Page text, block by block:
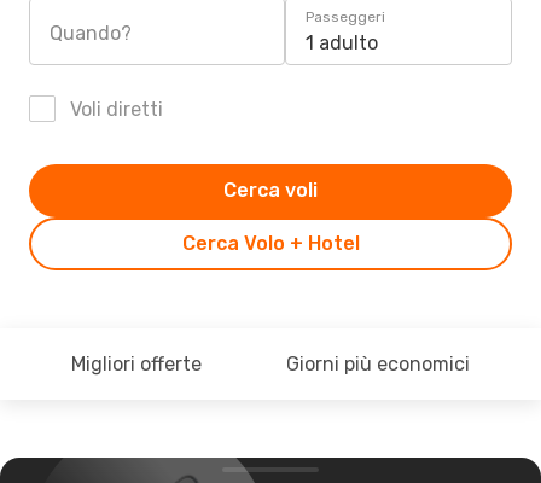
Quando?
Passeggeri
1 adulto
Voli diretti
Cerca Volo + Hotel
Cerca voli
Migliori offerte Giorni più economici